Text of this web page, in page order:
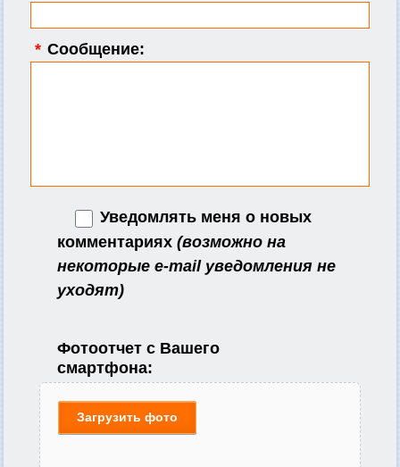
* Сообщение:
Уведомлять меня о новых
комментариях (возможно на
некоторые e-mail уведомления не
уходят)
Фотоотчет с Вашего
смартфона:
Загрузить фото